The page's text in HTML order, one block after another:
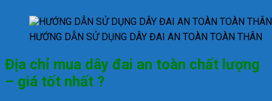
HƯỚNG DẪN SỬ DỤNG DÂY ĐAI AN TOÀN TOÀN THÂN
Địa chỉ mua dây đai an toàn chất lượng
– giá tốt nhất ?